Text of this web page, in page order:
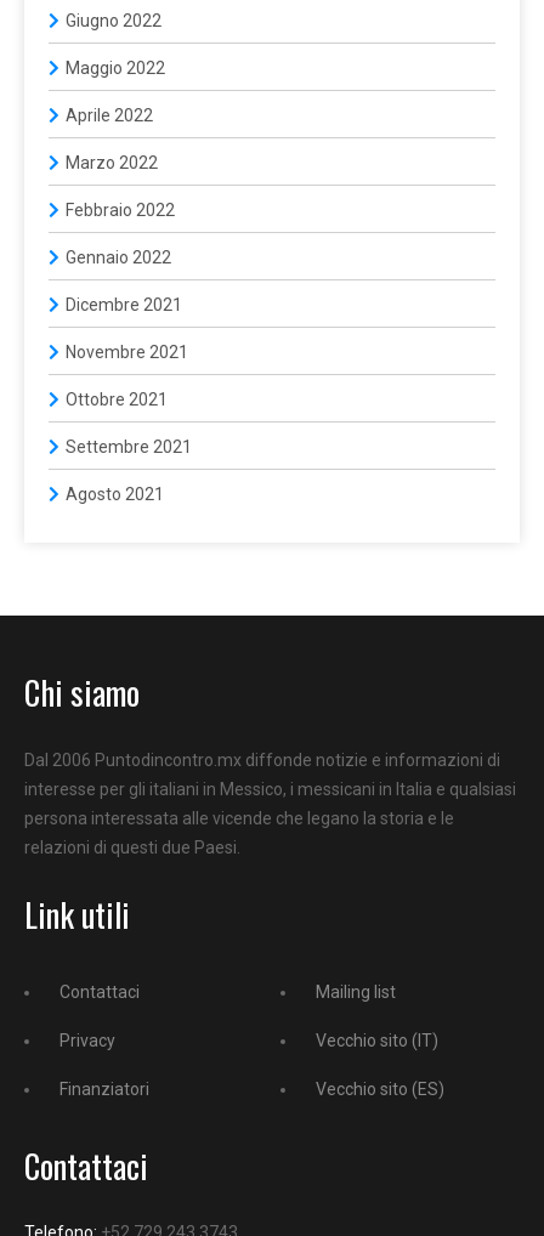
Giugno 2022
Maggio 2022
Aprile 2022
Marzo 2022
Febbraio 2022
Gennaio 2022
Dicembre 2021
Novembre 2021
Ottobre 2021
Settembre 2021
Agosto 2021
Chi siamo
Dal 2006 Puntodincontro.mx diffonde notizie e informazioni di
interesse per gli italiani in Messico, i messicani in Italia e qualsiasi
persona interessata alle vicende che legano la storia e le
relazioni di questi due Paesi.
Link utili
Contattaci
Privacy
Finanziatori
Mailing list
Vecchio sito (IT)
Vecchio sito (ES)
Contattaci
Telefono: +52 729 243 3743